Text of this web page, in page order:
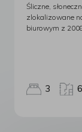
Śliczne,
zlokalizowane
biurowym z
łazienki z wc.
wyposażeniu
23% vat. Szybki
czasu. Kaucja
3